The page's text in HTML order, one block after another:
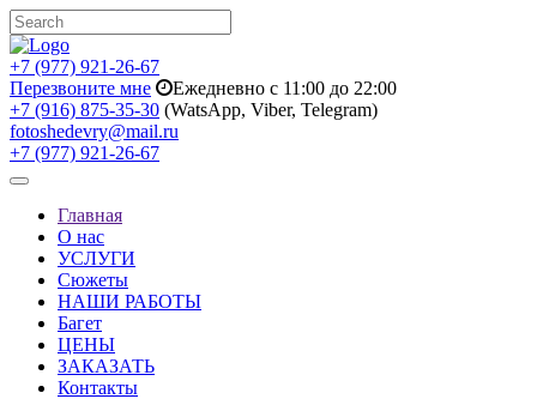
+7 (977) 921-26-67
Перезвоните мне
Ежедневно с 11:00 до 22:00
+7 (916) 875-35-30 (WatsApp, Viber, Telegram)
fotoshedevry@mail.ru
+7 (977) 921-26-67
Toggle
navigationГлавная
О нас
УСЛУГИ
Сюжеты
НАШИ РАБОТЫ
Багет
ЦЕНЫ
ЗАКАЗАТЬ
Контакты